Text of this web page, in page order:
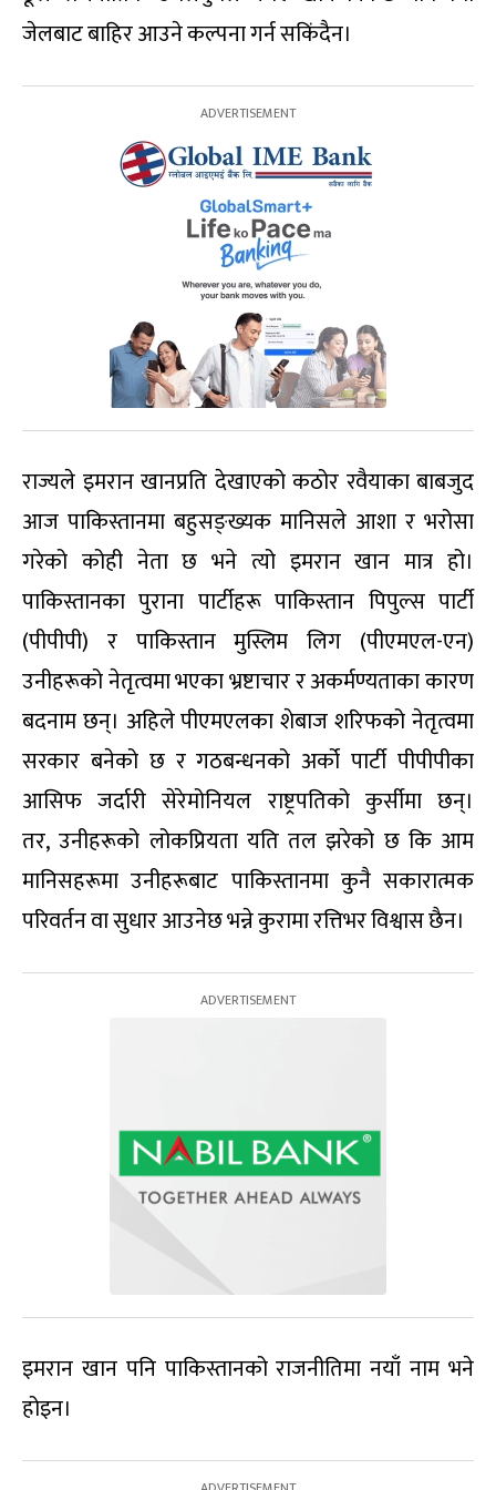
जेलबाट बाहिर आउने कल्पना गर्न सकिंदैन।
राज्यले इमरान खानप्रति देखाएको कठोर रवैयाका बाबजुद
आज पाकिस्तानमा बहुसङ्ख्यक मानिसले आशा र भरोसा
गरेको कोही नेता छ भने त्यो इमरान खान मात्र हो।
पाकिस्तानका पुराना पार्टीहरू पाकिस्तान पिपुल्स पार्टी
(पीपीपी) र पाकिस्तान मुस्लिम लिग (पीएमएल-एन)
उनीहरूको नेतृत्वमा भएका भ्रष्टाचार र अकर्मण्यताका कारण
बदनाम छन्। अहिले पीएमएलका शेबाज शरिफको नेतृत्वमा
सरकार बनेको छ र गठबन्धनको अर्को पार्टी पीपीपीका
आसिफ जर्दारी सेरेमोनियल राष्ट्रपतिको कुर्सीमा छन्।
तर, उनीहरूको लोकप्रियता यति तल झरेको छ कि आम
मानिसहरूमा उनीहरूबाट पाकिस्तानमा कुनै सकारात्मक
परिवर्तन वा सुधार आउनेछ भन्ने कुरामा रत्तिभर विश्वास छैन।
इमरान खान पनि पाकिस्तानको राजनीतिमा नयाँ नाम भने
होइन।